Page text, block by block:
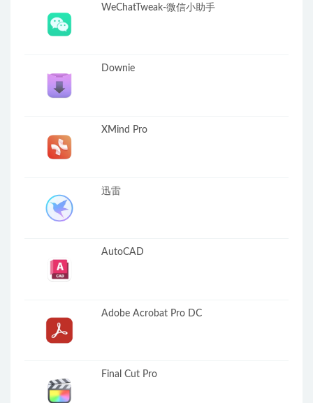
WeChatTweak-微信小助手
Downie
XMind Pro
迅雷
AutoCAD
Adobe Acrobat Pro DC
Final Cut Pro